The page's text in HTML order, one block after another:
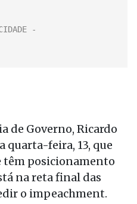
de Governo, Ricardo
feira, 13, que
têm posicionamento
na reta final das
o impeachment.